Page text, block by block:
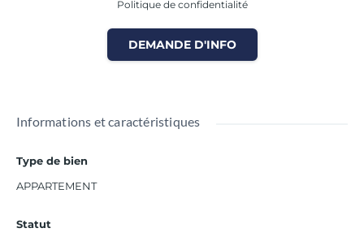
Politique de confidentialité
DEMANDE D'INFO
Informations et caractéristiques
Type de bien
APPARTEMENT
Statut